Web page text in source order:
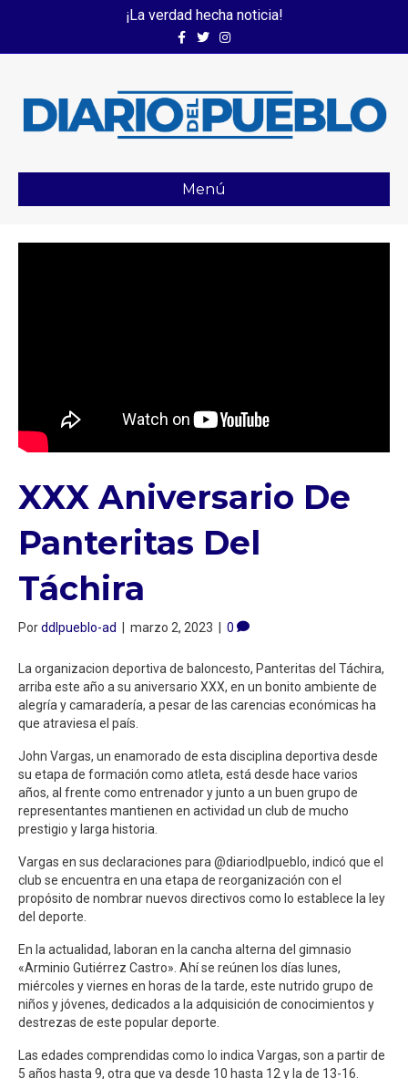
¡La verdad hecha noticia!
FacebookTwitterInstagram
Menú
XXX Aniversario De
Panteritas Del
Táchira
Porddlpueblo-ad marzo 2, 2023 0
La organizacion deportiva de baloncesto, Panteritas del Táchira,
arriba este año a su aniversario XXX, en un bonito ambiente de
alegría y camaradería, a pesar de las carencias económicas ha
que atraviesa el país.
John Vargas, un enamorado de esta disciplina deportiva desde
su etapa de formación como atleta, está desde hace varios
años, al frente como entrenador y junto a un buen grupo de
representantes mantienen en actividad un club de mucho
prestigio y larga historia.
Vargas en sus declaraciones para @diariodlpueblo, indicó que el
club se encuentra en una etapa de reorganización con el
propósito de nombrar nuevos directivos como lo establece la ley
del deporte.
En la actualidad, laboran en la cancha alterna del gimnasio
«Arminio Gutiérrez Castro». Ahí se reúnen los días lunes,
miércoles y viernes en horas de la tarde, este nutrido grupo de
niños y jóvenes, dedicados a la adquisición de conocimientos y
destrezas de este popular deporte.
Las edades comprendidas como lo indica Vargas, son a partir de
5 años hasta 9, otra que va desde 10 hasta 12 y la de 13-16.